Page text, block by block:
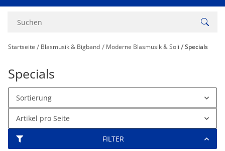
Startseite Blasmusik & Bigband Moderne Blasmusik & Soli Specials
Specials
FILTER
Sortierung
Artikel pro Seite